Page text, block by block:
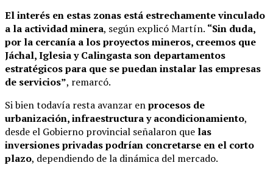
El interés en estas zonas está estrechamente vinculado
a la actividad minera, según explicó Martín. “Sin duda,
por la cercanía a los proyectos mineros, creemos que
Jáchal, Iglesia y Calingasta son departamentos
estratégicos para que se puedan instalar las empresas
de servicios”, remarcó.
Si bien todavía resta avanzar enprocesos de
urbanización, infraestructura y acondicionamiento,
desde el Gobierno provincial señalaron que las
inversiones privadas podrían concretarse en el corto
plazo, dependiendo de la dinámica del mercado.